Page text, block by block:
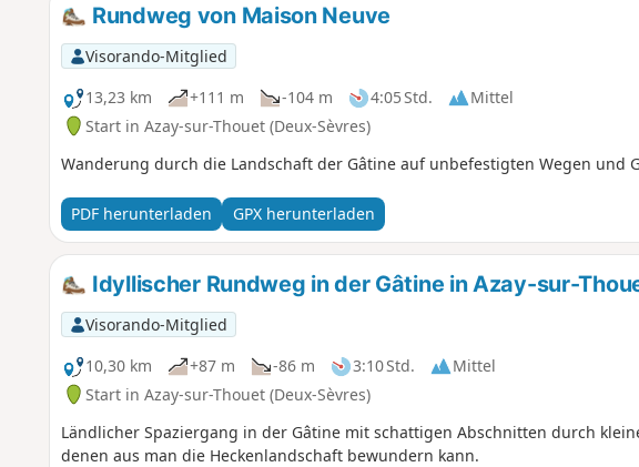
Rundweg von Maison Neuve
Visorando-Mitglied
13,23 km
+111 m -104 m 4:05 Std.
Mittel
Start in Azay-sur-Thouet (Deux-Sèvres)
Wanderung durch die Landschaft der Gâtine auf unbefestigten Wegen und
PDF herunterladen GPX herunterladen
Idyllischer Rundweg in der Gâtine in Azay-sur-
Visorando-Mitglied
10,30 km
+87 m -86 m 3:10 Std.
Mittel
Start in Azay-sur-Thouet (Deux-Sèvres)
Ländlicher Spaziergang in der Gâtine mit schattigen Abschnitten durch
denen aus man die Heckenlandschaft bewundern kann.